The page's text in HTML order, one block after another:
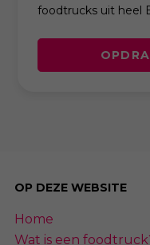
foodtrucks uit heel
OP DEZE WEBSITE
Home
Wat is een